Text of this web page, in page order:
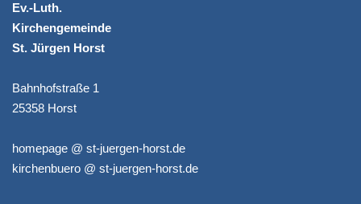
Ev.-Luth.
Kirchengemeinde
St. Jürgen Horst
Bahnhofstraße 1
25358 Horst
homepage @ st-juergen-horst.de
kirchenbuero @ st-juergen-horst.de